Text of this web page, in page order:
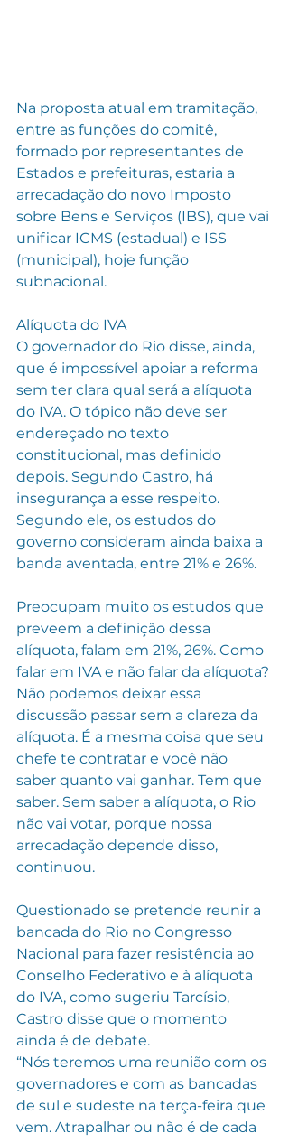
Na proposta atual em tramitação,
entre as funções do comitê,
formado por representantes de
Estados e prefeituras, estaria a
arrecadação do novo Imposto
sobre Bens e Serviços (IBS), que vai
unificar ICMS (estadual) e ISS
(municipal), hoje função
subnacional.
Alíquota do IVA
O governador do Rio disse, ainda,
que é impossível apoiar a reforma
sem ter clara qual será a alíquota
do IVA. O tópico não deve ser
endereçado no texto
constitucional, mas definido
depois. Segundo Castro, há
insegurança a esse respeito.
Segundo ele, os estudos do
governo consideram ainda baixa a
banda aventada, entre 21% e 26%.
Preocupam muito os estudos que
preveem a definição dessa
alíquota, falam em 21%, 26%. Como
falar em IVA e não falar da alíquota?
Não podemos deixar essa
discussão passar sem a clareza da
alíquota. É a mesma coisa que seu
chefe te contratar e você não
saber quanto vai ganhar. Tem que
saber. Sem saber a alíquota, o Rio
não vai votar, porque nossa
arrecadação depende disso,
continuou.
Questionado se pretende reunir a
bancada do Rio no Congresso
Nacional para fazer resistência ao
Conselho Federativo e à alíquota
do IVA, como sugeriu Tarcísio,
Castro disse que o momento
ainda é de debate.
“Nós teremos uma reunião com os
governadores e com as bancadas
de sul e sudeste na terça-feira que
vem. Atrapalhar ou não é de cada